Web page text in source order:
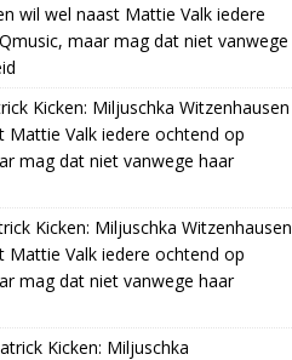
wil wel naast Mattie Valk iedere
maar mag dat niet vanwege
Kicken: Miljuschka Witzenhausen
Mattie Valk iedere ochtend op
mag dat niet vanwege haar
Kicken: Miljuschka Witzenhausen
Mattie Valk iedere ochtend op
mag dat niet vanwege haar
Kicken: Miljuschka